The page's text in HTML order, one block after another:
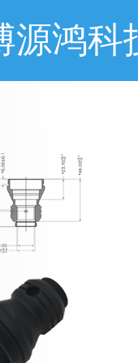
源鸿科